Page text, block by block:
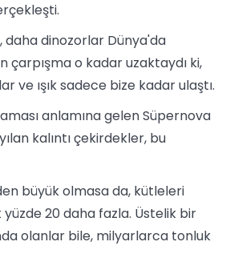
daha dinozorlar Dünya'da
çarpışma o kadar uzaktaydı ki,
ve ışık sadece bize kadar ulaştı.
anlamına gelen Süpernova
kalıntı çekirdekler, bu
büyük olmasa da, kütleleri
yüzde 20 daha fazla. Üstelik bir
olanlar bile, milyarlarca tonluk